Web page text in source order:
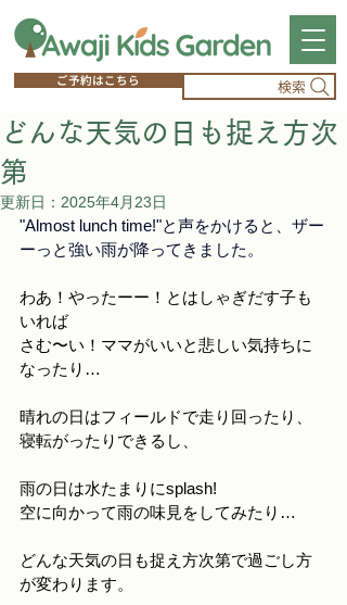
ご予約はこちら 検索
どんな天気の日も捉え方次
第
更新日： 2025年4月23日
"Almost lunch time!"と声をかけると、ザー
ーっと強い雨が降ってきました。
わあ！やったーー！とはしゃぎだす子も
いれば
さむ〜い！ママがいいと悲しい気持ちに
なったり…
晴れの日はフィールドで走り回ったり、
寝転がったりできるし、
雨の日は水たまりにsplash!
空に向かって雨の味見をしてみたり…
どんな天気の日も捉え方次第で過ごし方
が変わります。